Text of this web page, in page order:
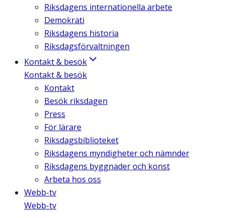
Riksdagens internationella arbete
Demokrati
Riksdagens historia
Riksdagsförvaltningen
Kontakt & besök
Kontakt & besök
Kontakt
Besök riksdagen
Press
För lärare
Riksdagsbiblioteket
Riksdagens myndigheter och nämnder
Riksdagens byggnader och konst
Arbeta hos oss
Webb-tv
Webb-tv